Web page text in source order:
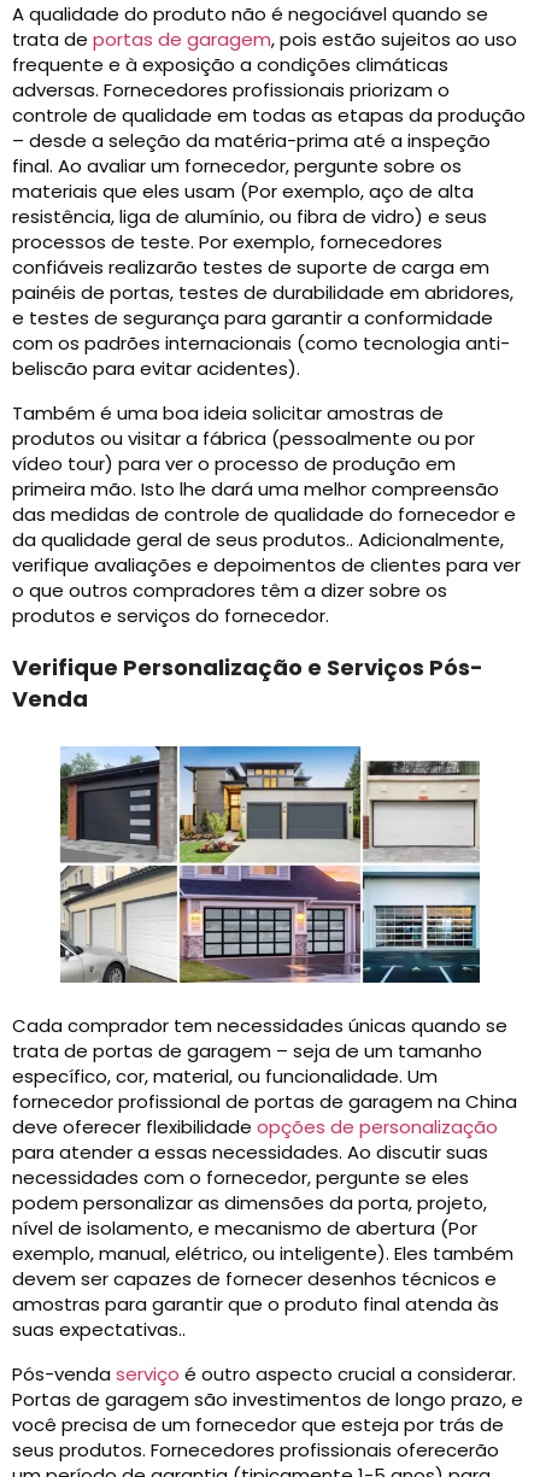
A qualidade do produto não é negociável quando se
trata de portas de garagem, pois estão sujeitos ao uso
frequente e à exposição a condições climáticas
adversas. Fornecedores profissionais priorizam o
controle de qualidade em todas as etapas da produção
– desde a seleção da matéria-prima até a inspeção
final. Ao avaliar um fornecedor, pergunte sobre os
materiais que eles usam (Por exemplo, aço de alta
resistência, liga de alumínio, ou fibra de vidro) e seus
processos de teste. Por exemplo, fornecedores
confiáveis ​​realizarão testes de suporte de carga em
painéis de portas, testes de durabilidade em abridores,
e testes de segurança para garantir a conformidade
com os padrões internacionais (como tecnologia anti-
beliscão para evitar acidentes).
Também é uma boa ideia solicitar amostras de
produtos ou visitar a fábrica (pessoalmente ou por
vídeo tour) para ver o processo de produção em
primeira mão. Isto lhe dará uma melhor compreensão
das medidas de controle de qualidade do fornecedor e
da qualidade geral de seus produtos.. Adicionalmente,
verifique avaliações e depoimentos de clientes para ver
o que outros compradores têm a dizer sobre os
produtos e serviços do fornecedor.
Verifique Personalização e Serviços Pós-
Venda
Cada comprador tem necessidades únicas quando se
trata de portas de garagem – seja de um tamanho
específico, cor, material, ou funcionalidade. Um
fornecedor profissional de portas de garagem na China
deve oferecer flexibilidade opções de personalização
para atender a essas necessidades. Ao discutir suas
necessidades com o fornecedor, pergunte se eles
podem personalizar as dimensões da porta, projeto,
nível de isolamento, e mecanismo de abertura (Por
exemplo, manual, elétrico, ou inteligente). Eles também
devem ser capazes de fornecer desenhos técnicos e
amostras para garantir que o produto final atenda às
suas expectativas..
Pós-venda serviço é outro aspecto crucial a considerar.
Portas de garagem são investimentos de longo prazo, e
você precisa de um fornecedor que esteja por trás de
seus produtos. Fornecedores profissionais oferecerão